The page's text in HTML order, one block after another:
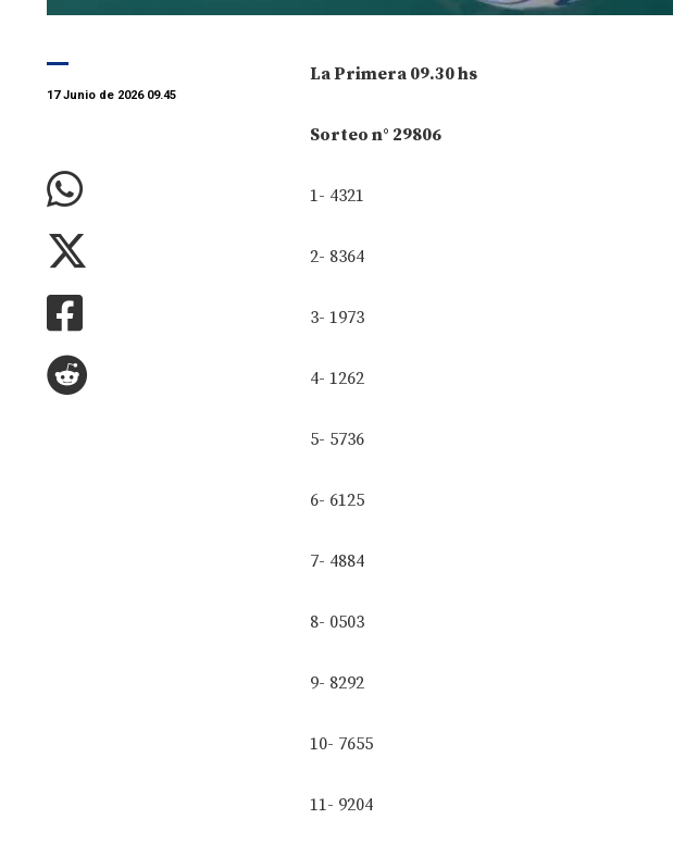
17 Junio de 2026 09.45
La Primera 09.30 hs
Sorteo n° 29806
1- 4321
2- 8364
3- 1973
4- 1262
5- 5736
6- 6125
7- 4884
8- 0503
9- 8292
10- 7655
11- 9204